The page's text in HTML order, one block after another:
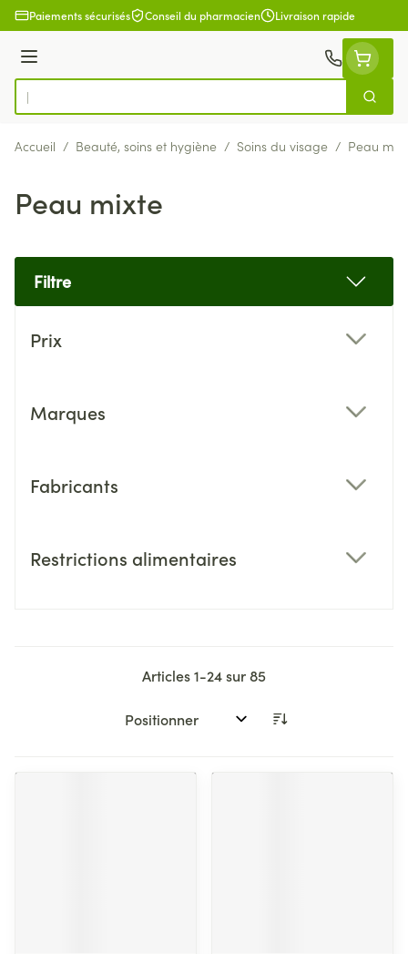
Aller au contenu
Paiements sécurisés Conseil du pharmacien Livraison rapide
Menu
Rechercher
Accueil / Beauté, soins et hygiène / Soins du visage / Peau
Peau mixte
Filtre
Prix
Marques
Fabricants
Restrictions alimentaires
Articles1-24sur85
Trier par: